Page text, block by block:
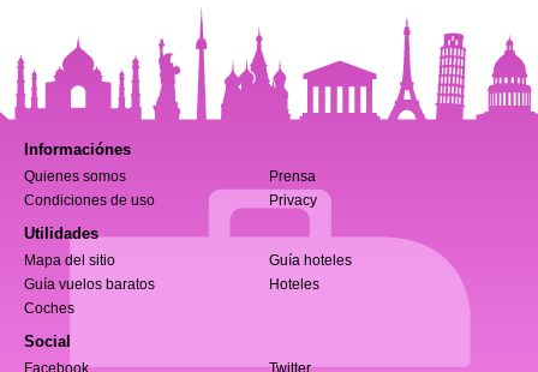
Informaciónes
Quienes somos
Prensa
Condiciones de uso
Privacy
Utilidades
Mapa del sitio
Guía hoteles
Guía vuelos baratos
Hoteles
Coches
Social
Facebook Twitter